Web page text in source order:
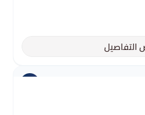
التفاصيل